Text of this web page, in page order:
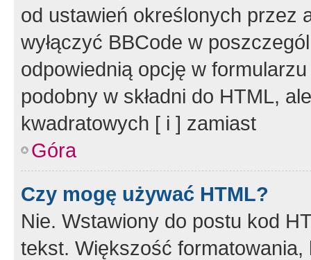
od ustawień określonych przez
wyłączyć BBCode w
odpowiednią opcję w
podobny w składni do HTML,
kwadratowych [ i ] zamiast
Góra
Czy mogę używać HTML?
Nie. Wstawiony do postu kod
tekst. Większość